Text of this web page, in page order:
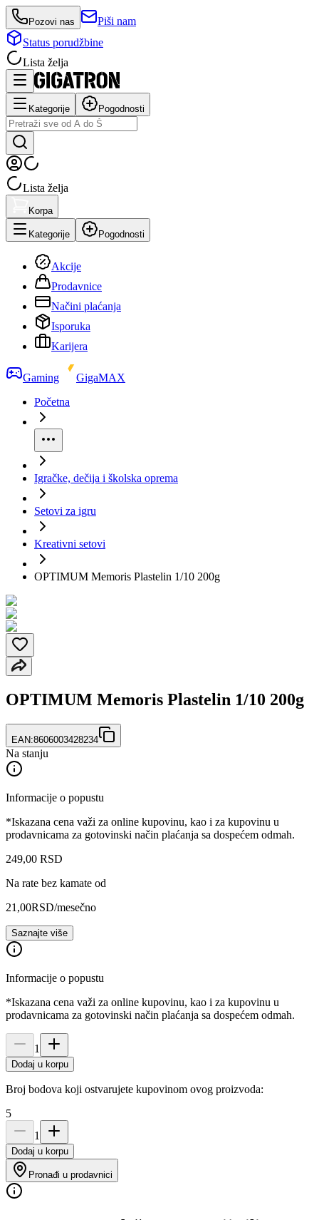
Pozovi nas
Piši nam
Status porudžbine
Lista želja
Kategorije Pogodnosti
Lista želja
Korpa
Kategorije Pogodnosti
Akcije
Prodavnice
Načini plaćanja
Isporuka
Karijera
Gaming
GigaMAX
Početna
Igračke, dečija i školska oprema
Setovi za igru
Kreativni setovi
OPTIMUM Memoris Plastelin 1/10 200g
OPTIMUM Memoris Plastelin 1/10 200g
EAN:8606003428234
Na stanju
Informacije o popustu
*Iskazana cena važi za online kupovinu, kao i za kupovinu u
prodavnicama za gotovinski način plaćanja sa dospećem odmah.
249,00 RSD
Na rate bez kamate od
21,00RSD/mesečno
Saznajte više
Informacije o popustu
*Iskazana cena važi za online kupovinu, kao i za kupovinu u
prodavnicama za gotovinski način plaćanja sa dospećem odmah.
1
Dodaj u korpu
Broj bodova koji ostvarujete kupovinom ovog proizvoda:
5
1
Dodaj u korpu
Pronađi u prodavnici